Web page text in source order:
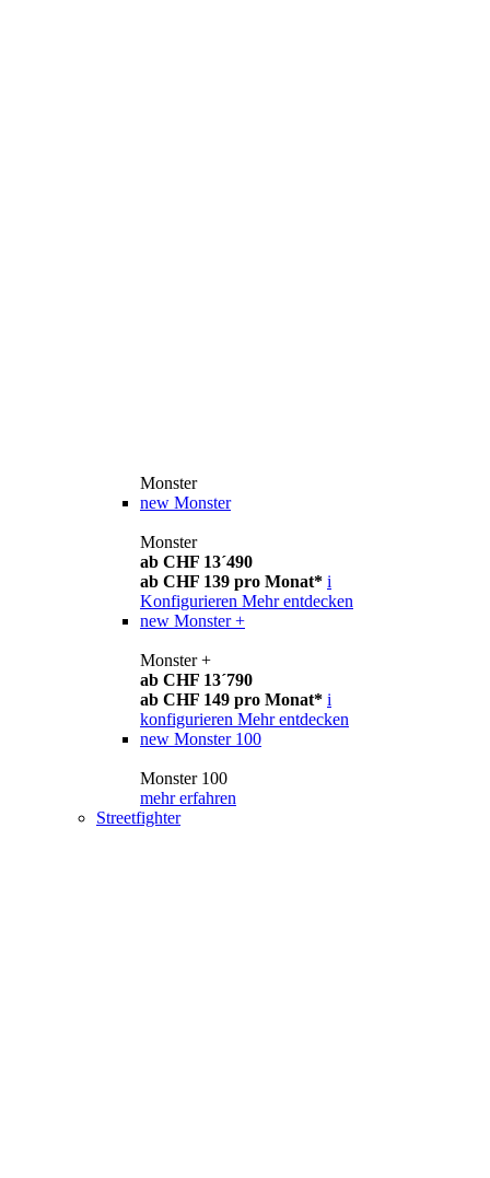
Monster
new Monster
Monster
ab CHF 13´490
ab CHF 139 pro Monat* i
Konfigurieren Mehr entdecken
new Monster +
Monster +
ab CHF 13´790
ab CHF 149 pro Monat* i
konfigurieren Mehr entdecken
new Monster 100
Monster 100
mehr erfahren
Streetfighter